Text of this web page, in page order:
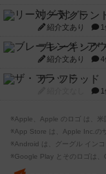
リー対グラン
紹介文あり
ブレーキング
紹介文あり 4
ザ・フラッド
※Apple、Apple のロゴ は、米
※App Store は、Apple Inc.の
※Android は、グーグル イン
※Google Play とそのロゴは、